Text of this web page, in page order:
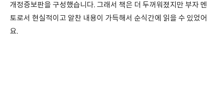
개정증보판을 구성했습니다. 그래서 책은 더 두꺼워졌지만 부자 멘
토로서 현실적이고 알찬 내용이 가득해서 순식간에 읽을 수 있었어
요.